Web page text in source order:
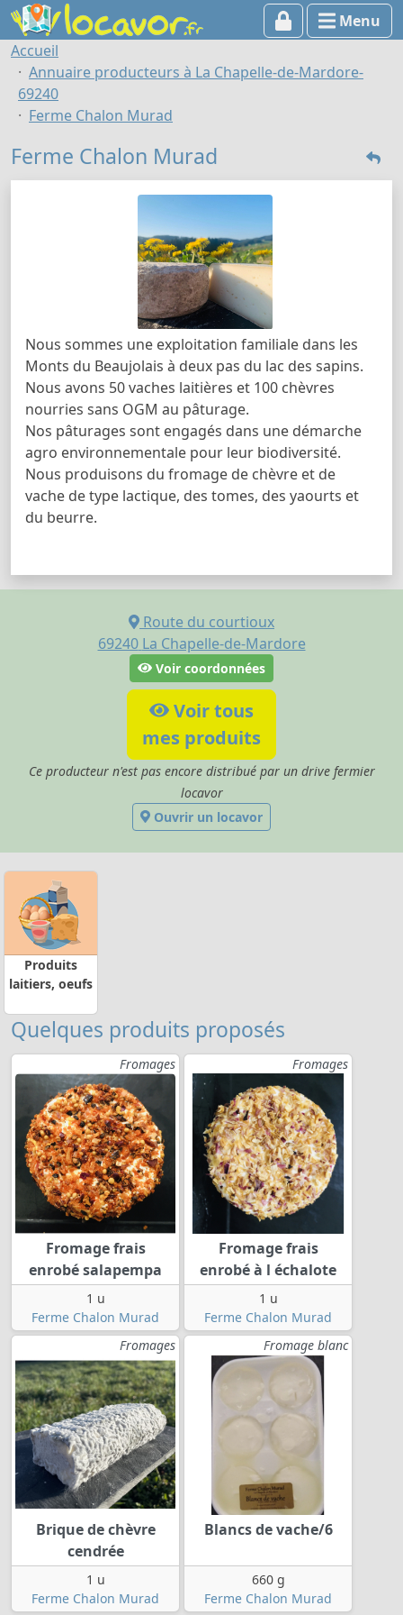
Menu
Accueil
Annuaire producteurs à La Chapelle-de-Mardore-
69240
Ferme Chalon Murad
Ferme Chalon Murad
Nous sommes une exploitation familiale dans les
Monts du Beaujolais à deux pas du lac des sapins.
Nous avons 50 vaches laitières et 100 chèvres
nourries sans OGM au pâturage.
Nos pâturages sont engagés dans une démarche
agro environnementale pour leur biodiversité.
Nous produisons du fromage de chèvre et de
vache de type lactique, des tomes, des yaourts et
du beurre.
Route du courtioux
69240 La Chapelle-de-Mardore
Voir coordonnées
Voir tous
mes produits
Ce producteur n'est pas encore distribué par un drive fermier
locavor
Ouvrir un locavor
Produits
laitiers, oeufs
Quelques produits proposés
Fromages
Fromage frais
enrobé salapempa
1 u
Ferme Chalon Murad
Fromages
Fromage frais
enrobé à l échalote
1 u
Ferme Chalon Murad
Fromages
Brique de chèvre
cendrée
1 u
Ferme Chalon Murad
Fromage blanc
Blancs de vache/6
660 g
Ferme Chalon Murad